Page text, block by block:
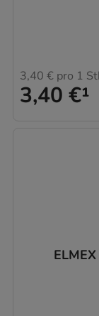
3,40 €¹
3,40 € pro 1